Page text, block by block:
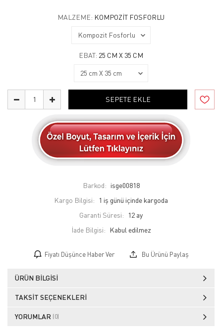
MALZEME: KOMPOZIT FOSFORLU
EBAT: 25 CM X 35 CM
SEPETE EKLE
Barkod: isge00818
Kargo Bilgisi:
1 iş günü içinde kargoda
Garanti Süresi:
12 ay
İade Bilgisi:
Fiyatı Düşünce Haber Ver Bu Ürünü Paylaş
ÜRÜN BILGISI
TAKSIT SEÇENEKLERI
YORUMLAR (0)